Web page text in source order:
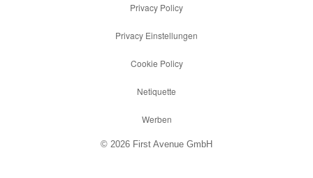
Privacy Policy
Privacy Einstellungen
Cookie Policy
Netiquette
Werben
© 2026 First Avenue GmbH